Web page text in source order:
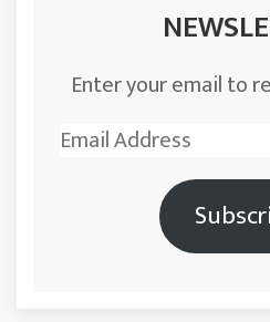
Enter your email to
Email